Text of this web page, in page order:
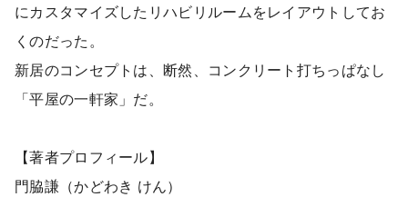
にカスタマイズしたリハビリルームをレイアウトしてお
くのだった。
新居のコンセプトは、断然、コンクリート打ちっぱなし
「平屋の一軒家」だ。
【著者プロフィール】
門脇謙（かどわき けん）